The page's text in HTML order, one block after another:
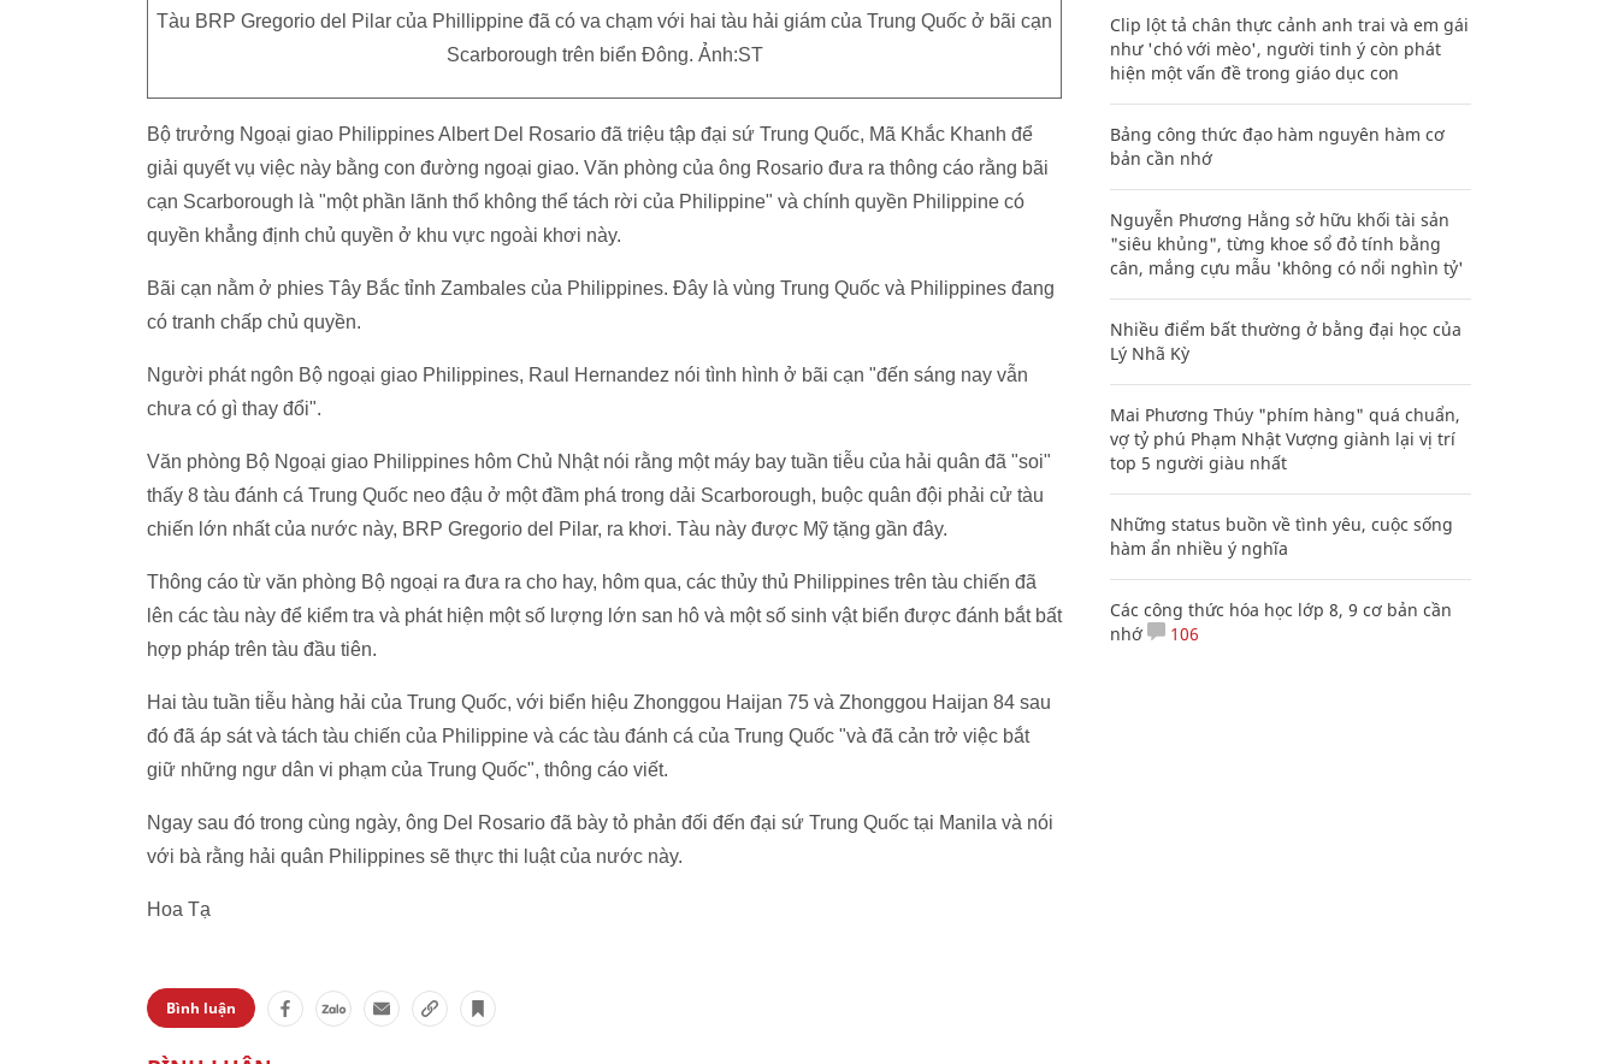
Tàu BRP Gregorio del Pilar của Phillippine đã có va chạm với hai tàu hải giám của Trung Quốc ở bãi cạn
Scarborough trên biển Đông. Ảnh:ST
Bộ trưởng Ngoại giao Philippines Albert Del Rosario đã triệu tập đại sứ Trung Quốc, Mã Khắc Khanh để
giải quyết vụ việc này bằng con đường ngoại giao. Văn phòng của ông Rosario đưa ra thông cáo rằng bãi
cạn Scarborough là "một phần lãnh thổ không thể tách rời của Philippine" và chính quyền Philippine có
quyền khẳng định chủ quyền ở khu vực ngoài khơi này.
Bãi cạn nằm ở phies Tây Bắc tỉnh Zambales của Philippines. Đây là vùng Trung Quốc và Philippines đang
có tranh chấp chủ quyền.
Người phát ngôn Bộ ngoại giao Philippines, Raul Hernandez nói tình hình ở bãi cạn "đến sáng nay vẫn
chưa có gì thay đổi".
Văn phòng Bộ Ngoại giao Philippines hôm Chủ Nhật nói rằng một máy bay tuần tiễu của hải quân đã "soi"
thấy 8 tàu đánh cá Trung Quốc neo đậu ở một đầm phá trong dải Scarborough, buộc quân đội phải cử tàu
chiến lớn nhất của nước này, BRP Gregorio del Pilar, ra khơi. Tàu này được Mỹ tặng gần đây.
Thông cáo từ văn phòng Bộ ngoại ra đưa ra cho hay, hôm qua, các thủy thủ Philippines trên tàu chiến đã
lên các tàu này để kiểm tra và phát hiện một số lượng lớn san hô và một số sinh vật biển được đánh bắt bất
hợp pháp trên tàu đầu tiên.
Hai tàu tuần tiễu hàng hải của Trung Quốc, với biển hiệu Zhonggou Haijan 75 và Zhonggou Haijan 84 sau
đó đã áp sát và tách tàu chiến của Philippine và các tàu đánh cá của Trung Quốc "và đã cản trở việc bắt
giữ những ngư dân vi phạm của Trung Quốc", thông cáo viết.
Ngay sau đó trong cùng ngày, ông Del Rosario đã bày tỏ phản đối đến đại sứ Trung Quốc tại Manila và nói
với bà rằng hải quân Philippines sẽ thực thi luật của nước này.
Hoa Tạ
Bình luận
Clip lột tả chân thực cảnh anh trai và em gái
như 'chó với mèo', người tinh ý còn phát
hiện một vấn đề trong giáo dục con
Bảng công thức đạo hàm nguyên hàm cơ
bản cần nhớ
Nguyễn Phương Hằng sở hữu khối tài sản
"siêu khủng", từng khoe sổ đỏ tính bằng
cân, mắng cựu mẫu 'không có nổi nghìn tỷ'
Nhiều điểm bất thường ở bằng đại học của
Lý Nhã Kỳ
Mai Phương Thúy "phím hàng" quá chuẩn,
vợ tỷ phú Phạm Nhật Vượng giành lại vị trí
top 5 người giàu nhất
Những status buồn về tình yêu, cuộc sống
hàm ẩn nhiều ý nghĩa
Các công thức hóa học lớp 8, 9 cơ bản cần
nhớ
106